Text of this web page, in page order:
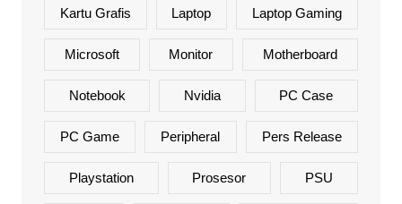
Kartu Grafis Laptop Laptop Gaming
Microsoft Monitor Motherboard
Notebook Nvidia PC Case
PC Game Peripheral Pers Release
Playstation Prosesor PSU